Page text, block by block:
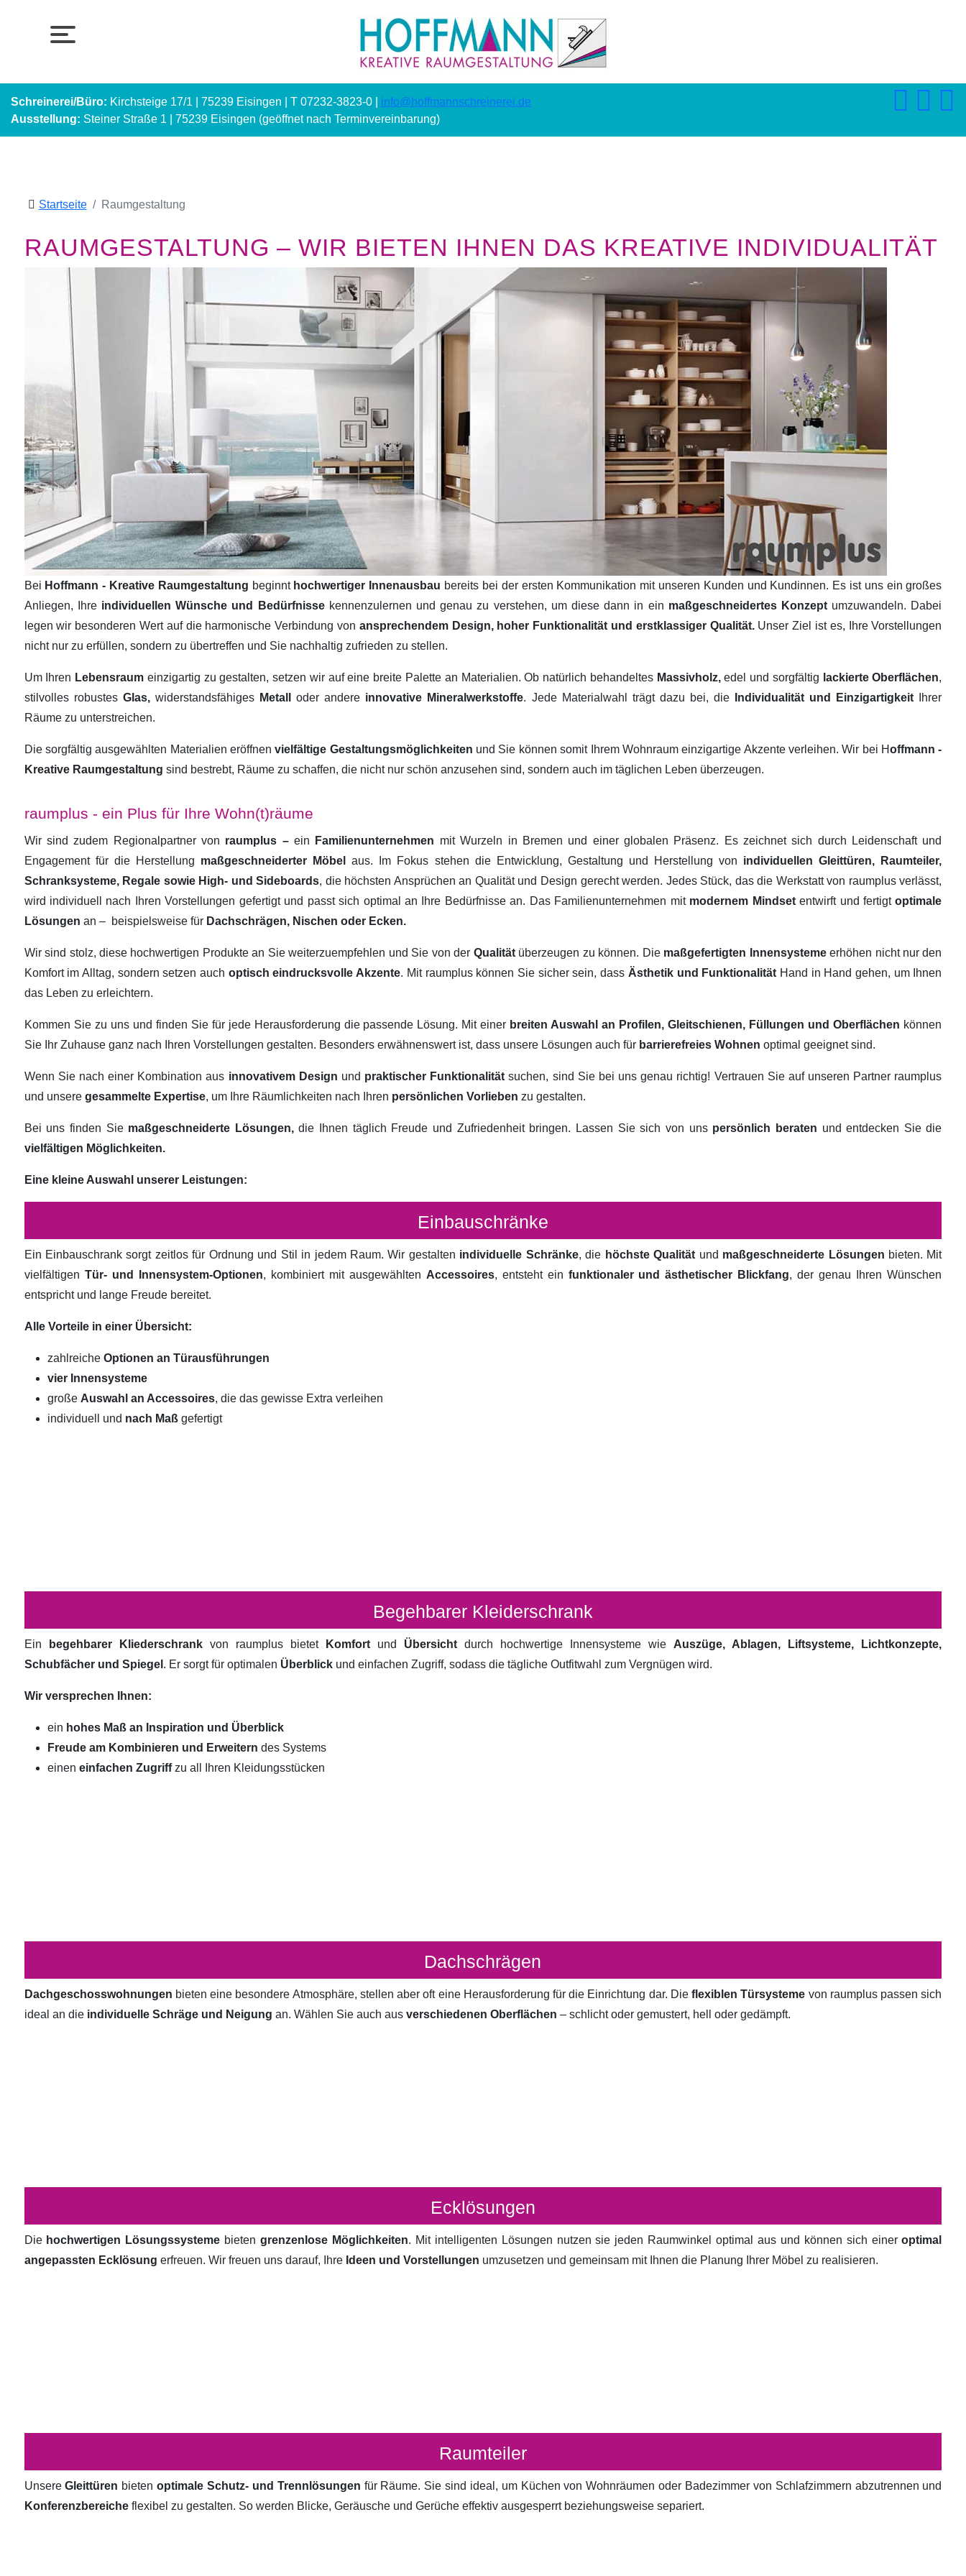
Schreinerei/Büro: Kirchsteige 17/1 | 75239 Eisingen | T 07232-3823-0 | info@hoffmannschreinerei.de
Ausstellung: Steiner Straße 1 | 75239 Eisingen (geöffnet nach Terminvereinbarung)
Startseite Raumgestaltung
RAUMGESTALTUNG – WIR BIETEN IHNEN DAS KREATIVE INDIVIDUALITÄT
Bei Hoffmann - Kreative Raumgestaltung beginnt hochwertiger Innenausbau bereits bei der ersten Kommunikation mit unseren Kunden und Kundinnen. Es ist uns ein großes
Anliegen, Ihre individuellen Wünsche und Bedürfnisse kennenzulernen und genau zu verstehen, um diese dann in ein maßgeschneidertes Konzept umzuwandeln. Dabei
legen wir besonderen Wert auf die harmonische Verbindung von ansprechendem Design, hoher Funktionalität und erstklassiger Qualität.Unser Ziel ist es, Ihre Vorstellungen
nicht nur zu erfüllen, sondern zu übertreffen und Sie nachhaltig zufrieden zu stellen.
Um Ihren Lebensraum einzigartig zu gestalten, setzen wir auf eine breite Palette an Materialien. Ob natürlich behandeltes Massivholz,edel und sorgfältig lackierte Oberflächen,
stilvolles robustes Glas,widerstandsfähiges Metalloder andere innovative Mineralwerkstoffe. Jede Materialwahl trägt dazu bei, die Individualität und Einzigartigkeit
Ihrer
Räume zu unterstreichen.
Die sorgfältig ausgewählten Materialien eröffnenvielfältige Gestaltungsmöglichkeiten und Sie können somit Ihrem Wohnraum einzigartige Akzente verleihen. Wir bei Hoffmann -
Kreative Raumgestaltung sind bestrebt, Räume zu schaffen, die nicht nur schön anzusehen sind, sondern auch im täglichen Leben überzeugen.
raumplus - ein Plus für Ihre Wohn(t)räume
Wir sind zudem Regionalpartner von raumplus –ein Familienunternehmen mit Wurzeln in Bremen und einer globalen Präsenz. Es zeichnet sich durch Leidenschaft und
Engagement für die Herstellung maßgeschneiderter Möbelaus. Im Fokus stehen die Entwicklung, Gestaltung und Herstellung von individuellen Gleittüren, Raumteiler,
Schranksysteme, Regale sowie High- und Sideboards, die höchsten Ansprüchen an Qualität und Design gerecht werden. Jedes Stück, das die Werkstatt von raumplus verlässt,
wird individuell nach Ihren Vorstellungen gefertigt und passt sich optimal an Ihre Bedürfnisse an. Das Familienunternehmen mit modernem Mindsetentwirft und fertigtoptimale
Lösungen an – beispielsweise für Dachschrägen, Nischen oder Ecken.
Wir sind stolz, diese hochwertigen Produkte an Sie weiterzuempfehlen und Sie von der Qualität überzeugen zu können. Die maßgefertigten Innensystemeerhöhen nicht nur den
Komfort im Alltag, sondern setzen auch optisch eindrucksvolle Akzente. Mit raumplus können Sie sicher sein, dass Ästhetik und Funktionalität Hand in Hand gehen, um Ihnen
das Leben zu erleichtern.
Kommen Sie zu uns und finden Sie für jede Herausforderung die passende Lösung. Mit einer breiten Auswahl an Profilen, Gleitschienen, Füllungen und Oberflächen können
Sie Ihr Zuhause ganz nach Ihren Vorstellungen gestalten. Besonders erwähnenswert ist, dass unsere Lösungen auch für barrierefreies Wohnen optimal geeignet sind.
Wenn Sie nach einer Kombination aus innovativem Design und praktischer Funktionalitätsuchen, sind Sie bei uns genau richtig! Vertrauen Sie auf unseren Partner raumplus
und unsere gesammelte Expertise, um Ihre Räumlichkeiten nach Ihren persönlichen Vorlieben zu gestalten.
Bei uns finden Sie maßgeschneiderte Lösungen,die Ihnen täglich Freude und Zufriedenheit bringen. Lassen Sie sich von uns persönlich beraten und entdecken Sie die
vielfältigen Möglichkeiten.
Eine kleine Auswahl unserer Leistungen:
Einbauschränke
Ein Einbauschrank sorgt zeitlos für Ordnung und Stil in jedem Raum. Wir gestalten individuelle Schränke, die höchste Qualität und maßgeschneiderte Lösungen bieten. Mit
vielfältigen Tür- und Innensystem-Optionen, kombiniert mit ausgewählten Accessoires, entsteht ein funktionaler und ästhetischer Blickfang, der genau Ihren Wünschen
entspricht und lange Freude bereitet.
Alle Vorteile in einer Übersicht:
zahlreiche Optionen an Türausführungen
vier Innensysteme
große Auswahl an Accessoires, die das gewisse Extra verleihen
individuell und nach Maß gefertigt
Begehbarer Kleiderschrank
Ein begehbarer Kliederschrank von raumplus bietet Komfort und Übersicht durch hochwertige Innensysteme wie Auszüge, Ablagen, Liftsysteme, Lichtkonzepte,
Schubfächer und Spiegel . Er sorgt für optimalen Überblickund einfachen Zugriff, sodass die tägliche Outfitwahl zum Vergnügen wird.
Wir versprechen Ihnen:
ein hohes Maß an Inspiration und Überblick
Freude am Kombinieren und Erweitern des Systems
einen einfachen Zugriffzu all Ihren Kleidungsstücken
Dachschrägen
Dachgeschosswohnungen bieten eine besondere Atmosphäre, stellen aber oft eine Herausforderung für die Einrichtung dar. Dieflexiblen Türsysteme von raumplus passen sich
ideal an die individuelle Schräge und Neigung an. Wählen Sie auch aus verschiedenen Oberflächen – schlicht oder gemustert, hell oder gedämpft.
Ecklösungen
Die hochwertigen Lösungssysteme bietengrenzenlose Möglichkeiten. Mit intelligenten Lösungen nutzen sie jeden Raumwinkel optimal aus und können sich eineroptimal
angepassten Ecklösung erfreuen. Wir freuen uns darauf, Ihre Ideen und Vorstellungen umzusetzen und gemeinsam mit Ihnen die Planung Ihrer Möbel zu realisieren.
Raumteiler
UnsereGleittüren bietenoptimale Schutz- und Trennlösungen für Räume. Sie sind ideal, um Küchen von Wohnräumen oder Badezimmer von Schlafzimmern abzutrennen und
Konferenzbereiche flexibel zu gestalten. So werden Blicke, Geräusche und Gerüche effektiv ausgesperrt beziehungsweise separiert.